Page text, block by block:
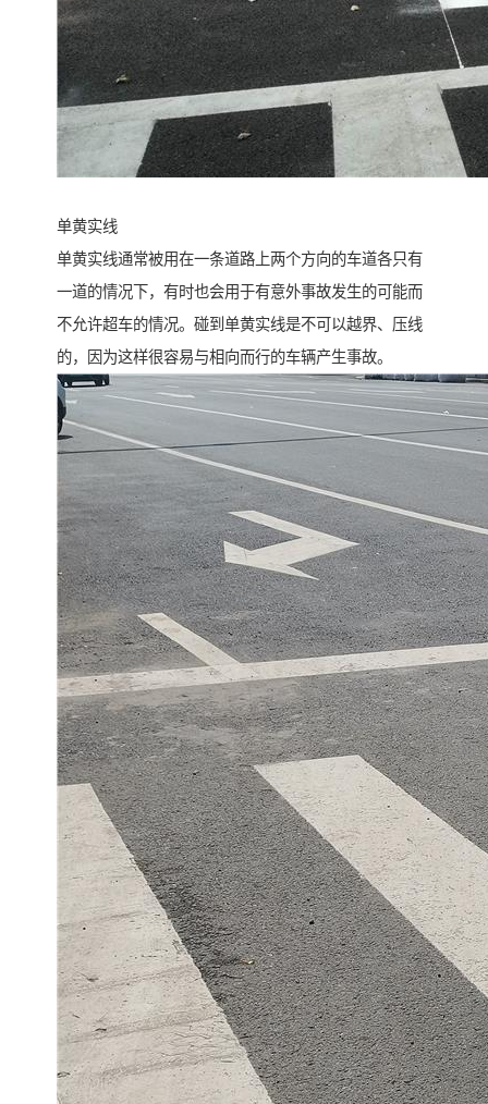
单黄实线
单黄实线通常被用在一条道路上两个方向的车道各只有
一道的情况下，有时也会用于有意外事故发生的可能而
不允许超车的情况。碰到单黄实线是不可以越界、压线
的，因为这样很容易与相向而行的车辆产生事故。